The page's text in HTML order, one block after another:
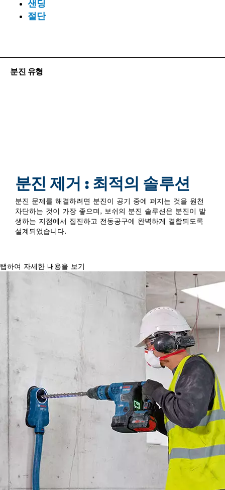
샌딩
절단
분진 유형
분진 제거 : 최적의 솔루션
분진 문제를 해결하려면 분진이 공기 중에 퍼지는 것을 원천
차단하는 것이 가장 좋으며, 보쉬의 분진 솔루션은 분진이 발
생하는 지점에서 집진하고 전동공구에 완벽하게 결합되도록
설계되었습니다.​
탭하여 자세한 내용을 보기